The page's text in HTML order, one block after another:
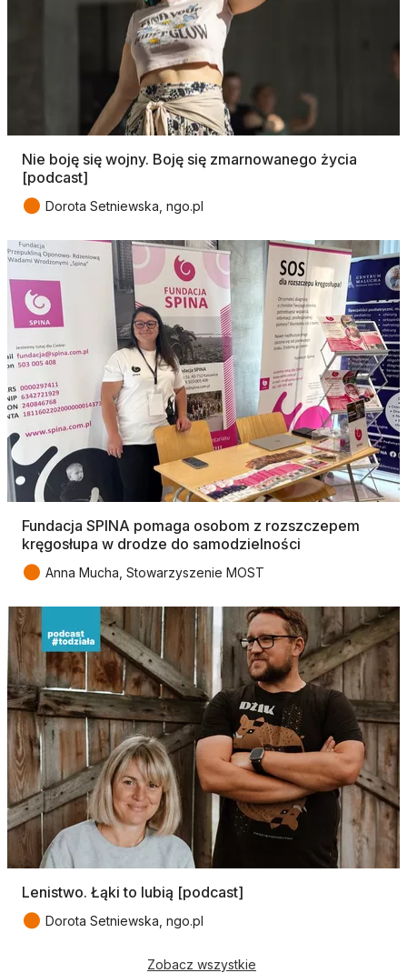
Nie boję się wojny. Boję się zmarnowanego życia
[podcast]
● Dorota Setniewska, ngo.pl
Fundacja SPINA pomaga osobom z rozszczepem
kręgosłupa w drodze do samodzielności
● Anna Mucha, Stowarzyszenie MOST
Lenistwo. Łąki to lubią [podcast]
● Dorota Setniewska, ngo.pl
Zobacz wszystkie